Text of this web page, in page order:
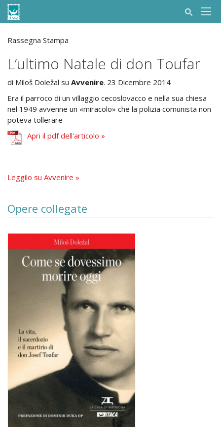
Rassegna Stampa
L’ultimo Natale di don Toufar
di Miloš Doležal su Avvenire. 23 Dicembre 2014
Era il parroco di un villaggio cecoslovacco e nella sua chiesa
nel 1949 avvenne un «miracolo» che la polizia comunista non
poteva tollerare
Apri il pdf dell'articolo »
Leggilo su Avvenire »
Opere collegate